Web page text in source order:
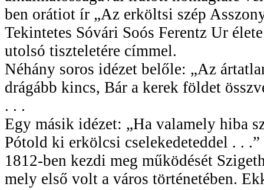
ben orátiot ír „Az erköltsi szép
Tekintetes Sóvári Soós Ferentz Ur
utolsó tiszteletére címmel.
Néhány soros idézet belőle: „Az
drágább kincs, Bár a kerek földet
. . .
Egy másik idézet: „Ha valamely hiba
Pótold ki erkölcsi cselekedeteddel . . .”
1812-ben kezdi meg működését
mely első volt a város történetében.